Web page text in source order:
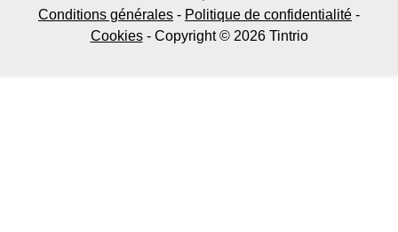
Conditions générales - Politique de confidentialité -
Cookies- Copyright © 2026 Tintrio